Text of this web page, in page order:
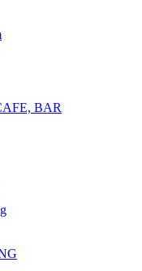
BAR